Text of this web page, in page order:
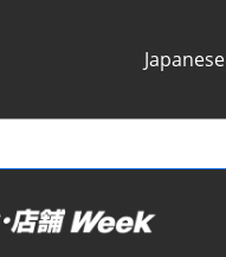
Japanese